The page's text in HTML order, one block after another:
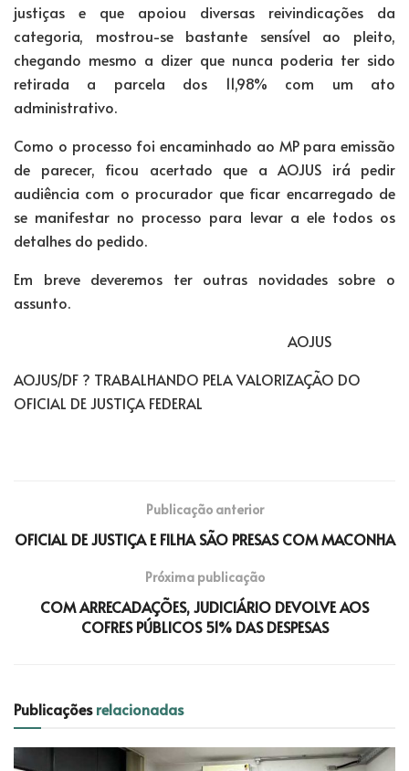
justiças e que apoiou diversas reivindicações da
categoria, mostrou-se bastante sensível ao pleito,
chegando mesmo a dizer que nunca poderia ter sido
retirada a parcela dos 11,98% com um ato
administrativo.
Como o processo foi encaminhado ao MP para emissão
de parecer, ficou acertado que a AOJUS irá pedir
audiência com o procurador que ficar encarregado de
se manifestar no processo para levar a ele todos os
detalhes do pedido.
Em breve deveremos ter outras novidades sobre o
assunto.
AOJUS
AOJUS/DF ? TRABALHANDO PELA VALORIZAÇÃO DO
OFICIAL DE JUSTIÇA FEDERAL
Publicação anterior
OFICIAL DE JUSTIÇA E FILHA SÃO PRESAS COM MACONHA
Próxima publicação
COM ARRECADAÇÕES, JUDICIÁRIO DEVOLVE AOS
COFRES PÚBLICOS 51% DAS DESPESAS
Publicaçõesrelacionadas